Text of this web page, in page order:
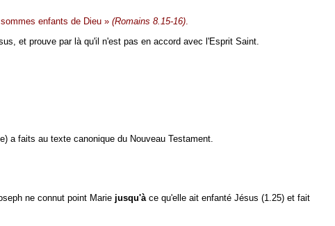
enfants de Dieu » (Romains 8.15-16).
et prouve par là qu'il n'est pas en accord avec l'Esprit Saint.
a faits au texte canonique du Nouveau Testament.
ne connut point Marie jusqu'à ce qu'elle ait enfanté Jésus (1.25) et fait